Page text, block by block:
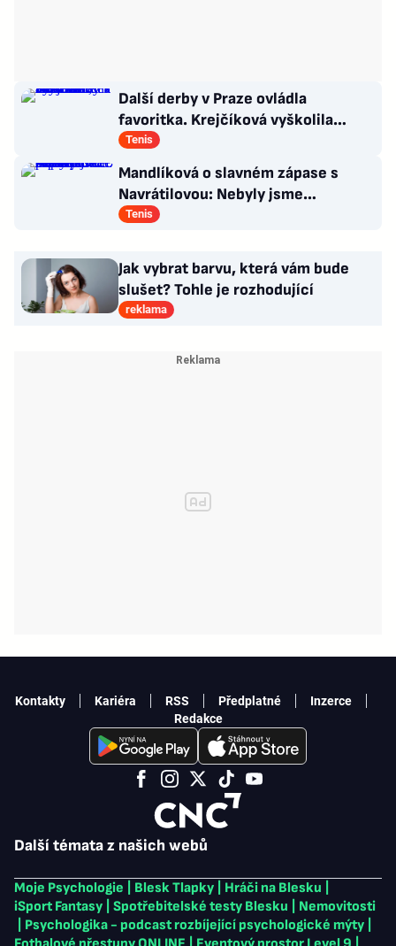
Další derby v Praze ovládla
favoritka. Krejčíková vyškolila
Šalkovou, zbytek Češek ale smutní
Tenis
Mandlíková o slavném zápase s
Navrátilovou: Nebyly jsme
připravené. Příště přiveze dceru
Tenis
Jak vybrat barvu, která vám bude
slušet? Tohle je rozhodující
reklama
Další témata z našich webů
Moje Psychologie Blesk Tlapky Hráči na Blesku
iSport Fantasy
Spotřebitelské testy Blesku
Nemovitosti
Psychologika - podcast rozbíjející psychologické mýty
Kontakty Kariéra RSS Předplatné
Inzerce
Redakce